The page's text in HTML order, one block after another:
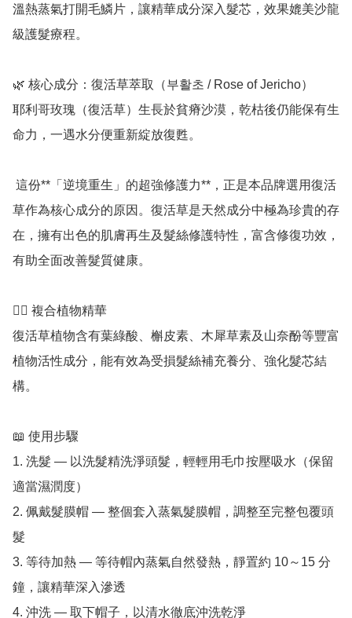
溫熱蒸氣打開毛鱗片，讓精華成分深入髮芯，效果媲美沙龍
級護髮療程。
🌿 核心成分：復活草萃取（부활초 / Rose of Jericho）
耶利哥玫瑰（復活草）生長於貧瘠沙漠，乾枯後仍能保有生
命力，一遇水分便重新綻放復甦。
草作為核心成分的原因。復活草是天然成分中極為珍貴的存
在，擁有出色的肌膚再生及髮絲修護特性，富含修復功效，
有助全面改善髮質健康。
💆‍♀️ 複合植物精華
復活草植物含有葉綠酸、槲皮素、木犀草素及山奈酚等豐富
植物活性成分，能有效為受損髮絲補充養分、強化髮芯結
構。
📖 使用步驟
1. 洗髮 — 以洗髮精洗淨頭髮，輕輕用毛巾按壓吸水（保留
適當濕潤度）
2. 佩戴髮膜帽 — 整個套入蒸氣髮膜帽，調整至完整包覆頭
髮
3. 等待加熱 — 等待帽內蒸氣自然發熱，靜置約 10～15 分
鐘，讓精華深入滲透
4. 沖洗 — 取下帽子，以清水徹底沖洗乾淨